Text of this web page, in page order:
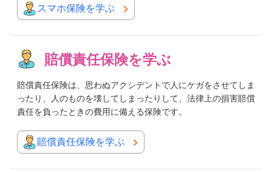
スマホ保険を学ぶ
賠償責任保険を学ぶ
賠償責任保険は、思わぬアクシデントで人にケガをさせてしま
ったり、人のものを壊してしまったりして、法律上の損害賠償
責任を負ったときの費用に備える保険です。
賠償責任保険を学ぶ